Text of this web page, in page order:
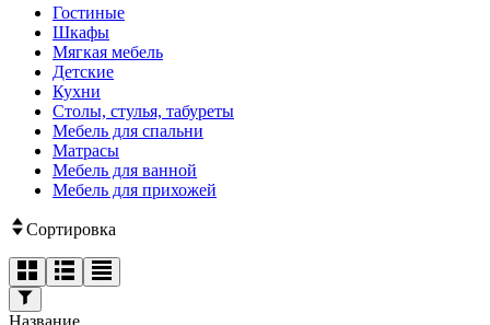
Гостиные
Шкафы
Мягкая мебель
Детские
Кухни
Столы, стулья, табуреты
Мебель для спальни
Матрасы
Мебель для ванной
Мебель для прихожей
Сортировка
Название